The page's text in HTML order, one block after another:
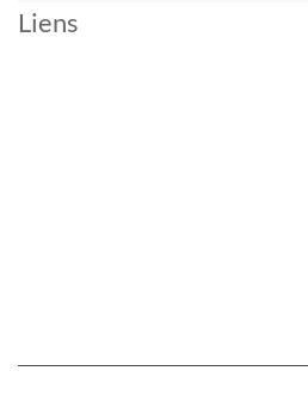
Liens